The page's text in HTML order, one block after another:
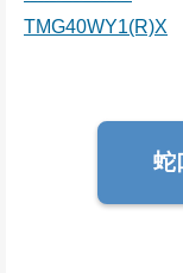
TMG40WY1(R)X
蛇